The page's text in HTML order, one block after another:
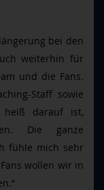
bei den
weiterhin für
und die Fans.
Staff sowie
heiß darauf ist,
Die ganze
fühle mich sehr
wollen wir in